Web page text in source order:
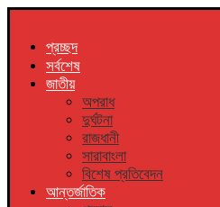
প্রচ্ছদ
সর্বশেষ
জাতীয়
অপরাধ
দুর্ঘটনা
রাজধানী
সারাবাংলা
বিশেষ প্রতিবেদন
আন্তর্জাতিক